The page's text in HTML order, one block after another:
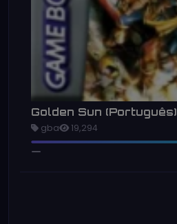
Golden Sun (Português)
gba 19,294